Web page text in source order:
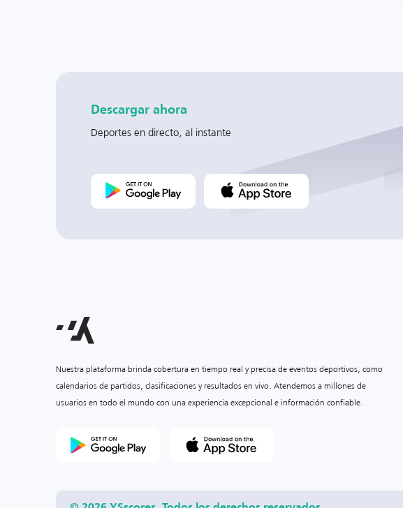
Descargar ahora
Deportes en directo, al instante
Nuestra plataforma brinda cobertura en tiempo real y precisa de eventos deportivos, como
calendarios de partidos, clasificaciones y resultados en vivo. Atendemos a millones de
usuarios en todo el mundo con una experiencia excepcional e información confiable.